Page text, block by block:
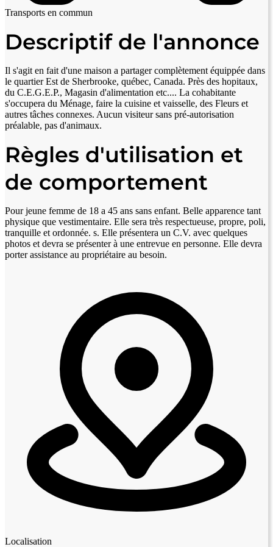
Transports en commun
Descriptif de l'annonce
Il s'agit en fait d'une maison a partager complètement équippée dans
le quartier Est de Sherbrooke, québec, Canada. Près des hopitaux,
du C.E.G.E.P., Magasin d'alimentation etc.... La cohabitante
s'occupera du Ménage, faire la cuisine et vaisselle, des Fleurs et
autres tâches connexes. Aucun visiteur sans pré-autorisation
préalable, pas d'animaux.
Règles d'utilisation et
de comportement
Pour jeune femme de 18 a 45 ans sans enfant. Belle apparence tant
physique que vestimentaire. Elle sera très respectueuse, propre, poli,
tranquille et ordonnée. s. Elle présentera un C.V. avec quelques
photos et devra se présenter à une entrevue en personne. Elle devra
porter assistance au propriétaire au besoin.
Localisation